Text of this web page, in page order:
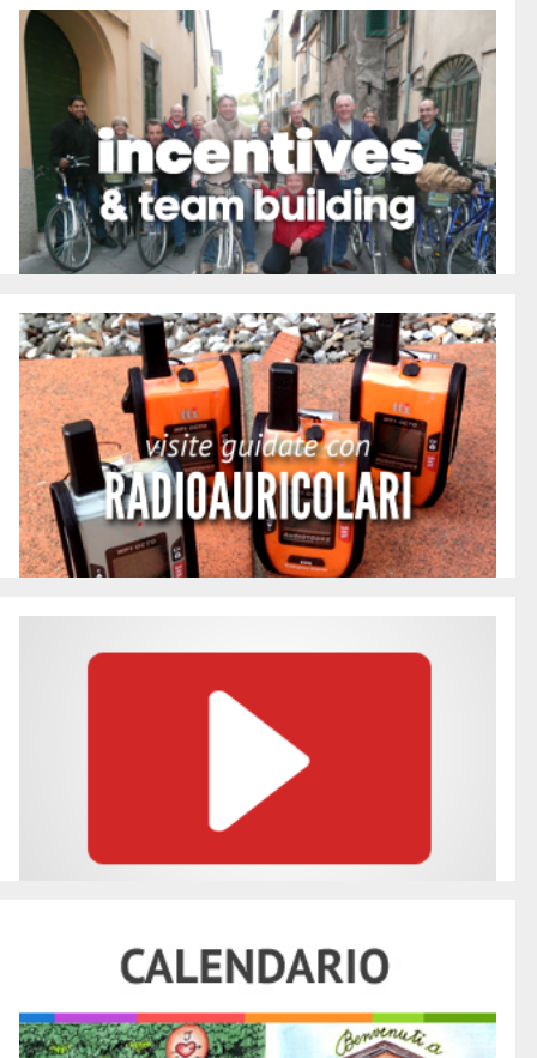
Incentives
Scopri i migliori format per rendere piacevoli e dinamici i
tuoi incentives, meetings e congressi. La nostra
esperienza per il tuo successo
Vai alla pagina
Visite con radio auricolari
I nostri radio auricolari sono comodi ed efficaci.
Permettono di beneficiare, anche ad una notevole
distanza, della spiegazione della guida, offrendo
autonomia di movimento al visitatore.
Contattaci
You Tube
Tube.
Calendario 2022
Le nostre visite guidate in calendario
Calendario 2022